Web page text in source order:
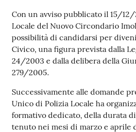
Con un avviso pubblicato il 15/12/
Locale del Nuovo Circondario
possibilità di candidarsi per
Civico, una figura prevista dalla
24/2003 e dalla delibera della
279/2005.
Successivamente alle domande
Unico di Polizia Locale ha
formativo dedicato, della durata
tenuto nei mesi di marzo e aprile